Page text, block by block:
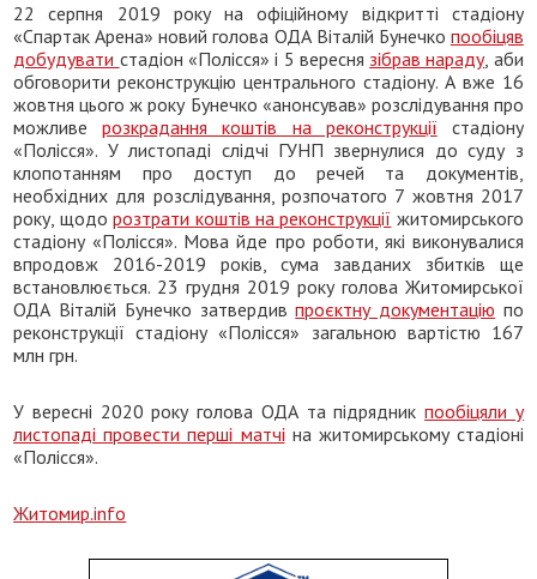
22 серпня 2019 року на офіційному відкритті стадіону
«Спартак Арена» новий голова ОДА Віталій Бунечко пообіцяв
добудувати стадіон «Полісся» і 5 вересня зібрав нараду, аби
обговорити реконструкцію центрального стадіону. А вже 16
жовтня цього ж року Бунечко «анонсував» розслідування про
можливерозкрадання коштів на реконструкції стадіону
«Полісся». У листопаді слідчі ГУНП звернулися до суду з
клопотанням про доступ до речей та документів,
необхідних для розслідування, розпочатого 7 жовтня 2017
року, щодорозтрати коштів на реконструкції житомирського
стадіону «Полісся». Мова йде про роботи, які виконувалися
впродовж 2016-2019 років, сума завданих збитків ще
встановлюється. 23 грудня 2019 року голова Житомирської
ОДА Віталій Бунечко затвердивпроєктну документацію по
реконструкції стадіону «Полісся» загальною вартістю 167
млн грн.
У вересні 2020 року голова ОДА та підрядникпообіцяли у
листопаді провести перші матчі на житомирському стадіоні
«Полісся».
Житомир.info